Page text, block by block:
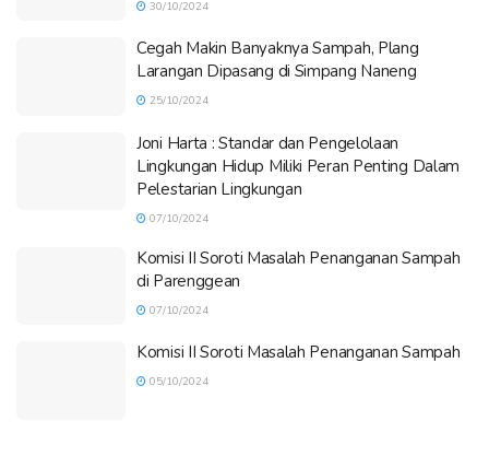
30/10/2024
Cegah Makin Banyaknya Sampah, Plang
Larangan Dipasang di Simpang Naneng
25/10/2024
Joni Harta : Standar dan Pengelolaan
Lingkungan Hidup Miliki Peran Penting Dalam
Pelestarian Lingkungan
07/10/2024
Komisi II Soroti Masalah Penanganan Sampah
di Parenggean
07/10/2024
Komisi II Soroti Masalah Penanganan Sampah
05/10/2024